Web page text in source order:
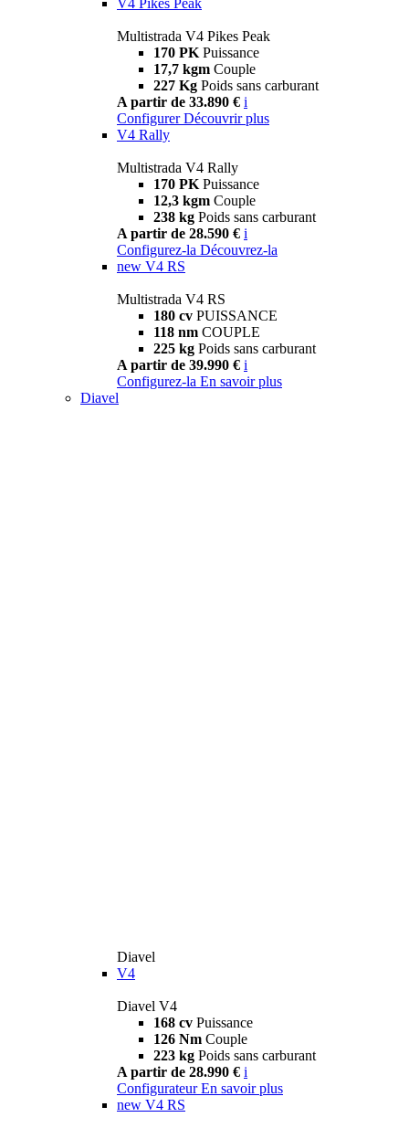
Multistrada V4 Pikes Peak
170 PK Puissance
17,7 kgm Couple
227 Kg Poids sans carburant
A partir de 33.890 € i
Configurer Découvrir plus
V4 Rally
Multistrada V4 Rally
170 PK Puissance
12,3 kgm Couple
238 kg Poids sans carburant
A partir de 28.590 € i
Configurez-la Découvrez-la
new V4 RS
Multistrada V4 RS
180 cv PUISSANCE
118 nm COUPLE
225 kg Poids sans carburant
A partir de 39.990 € i
Configurez-la En savoir plus
Diavel
Diavel
V4
Diavel V4
168 cv Puissance
126 Nm Couple
223 kg Poids sans carburant
A partir de 28.990 € i
Configurateur En savoir plus
new V4 RS